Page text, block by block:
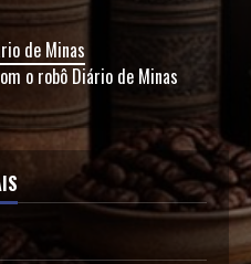
de Minas
o robô Diário de Minas